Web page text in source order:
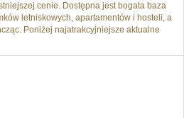
cenie. Dostępna jest bogata baza
letniskowych, apartamentów i hosteli, a
Poniżej najatrakcyjniejsze aktualne